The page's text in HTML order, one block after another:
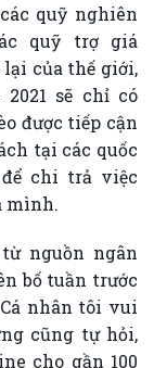
quỹ nghiên
quỹ trợ giá
lại của thế giới,
sẽ chỉ có
được tiếp cận
tại các quốc
chi trả việc
mình.
nguồn ngân
bố tuần trước
nhân tôi vui
cũng tự hỏi,
cho gần 100